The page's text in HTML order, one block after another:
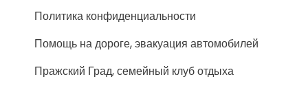
Политика конфиденциальности
Помощь на дороге, эвакуация автомобилей
Пражский Град, семейный клуб отдыха